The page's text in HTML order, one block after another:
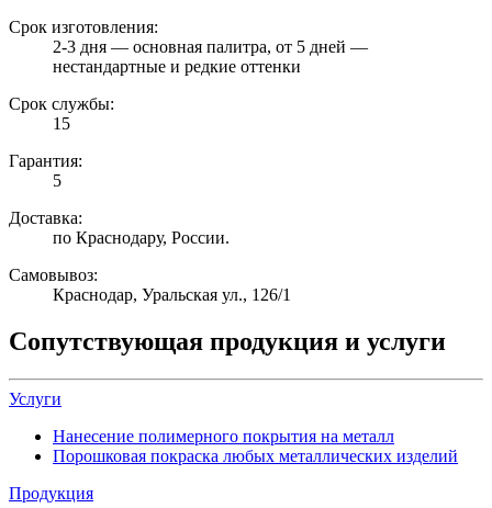
Срок изготовления:
2-3 дня — основная палитра, от 5 дней —
нестандартные и редкие оттенки
Срок службы:
15
Гарантия:
5
Доставка:
по Краснодару, России.
Самовывоз:
Краснодар, Уральская ул., 126/1
Сопутствующая продукция и услуги
Услуги
Нанесение полимерного покрытия на металл
Порошковая покраска любых металлических изделий
Продукция